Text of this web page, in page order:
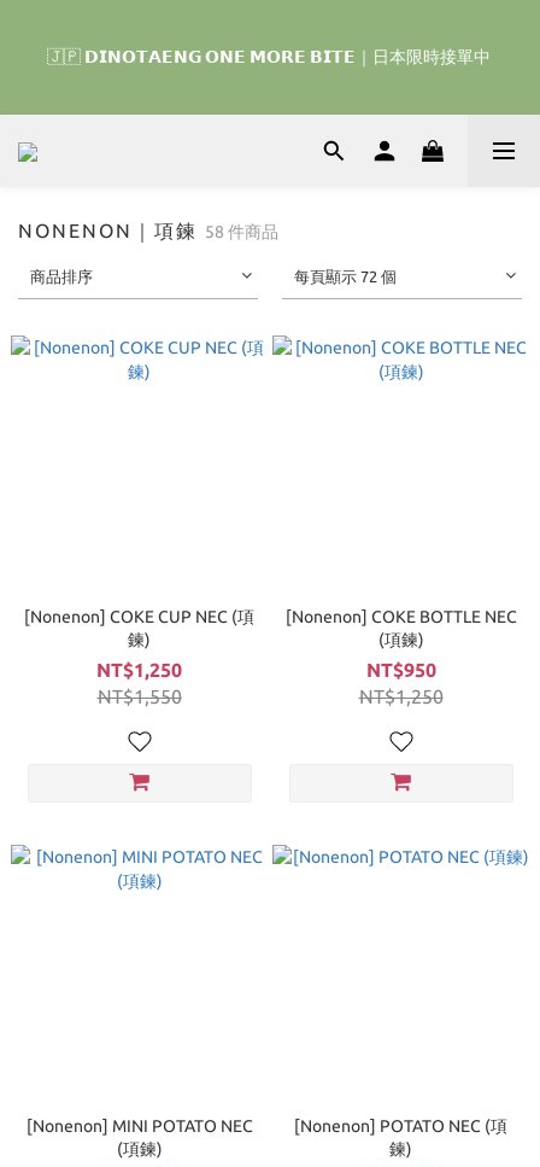
我們的熱血棒球冒險吧 ⚾️
7/30(四) – 8/1(六)
我們的熱血棒球冒險吧 ⚾️
NONENON｜項鍊 58 件商品
商品排序 每頁顯示 72 個
[Nonenon] COKE CUP NEC (項
鍊)
NT$1,250
NT$1,550
[Nonenon] COKE BOTTLE NEC
(項鍊)
NT$950
NT$1,250
[Nonenon] MINI POTATO NEC
(項鍊)
[Nonenon] POTATO NEC (項
鍊)